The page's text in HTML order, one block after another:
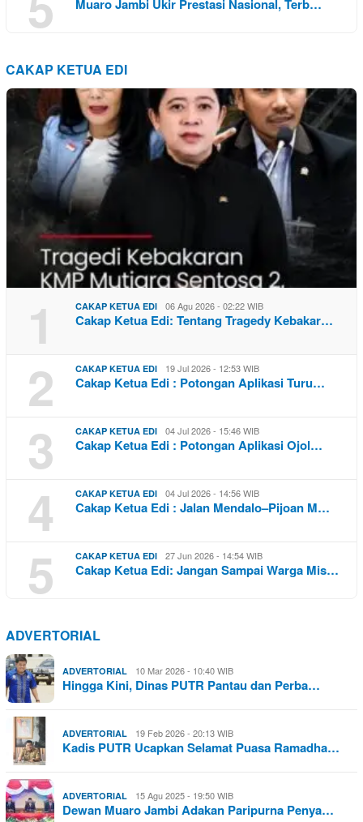
Muaro Jambi Ukir Prestasi Nasional, Terb…
CAKAP KETUA EDI
1 CAKAP KETUA EDI 06 Agu 2026 - 02:22 WIB
Cakap Ketua Edi: Tentang Tragedy Kebakar…
2 CAKAP KETUA EDI 19 Jul 2026 - 12:53 WIB
Cakap Ketua Edi : Potongan Aplikasi Turu…
3 CAKAP KETUA EDI 04 Jul 2026 - 15:46 WIB
Cakap Ketua Edi : Potongan Aplikasi Ojol…
4 CAKAP KETUA EDI 04 Jul 2026 - 14:56 WIB
Cakap Ketua Edi : Jalan Mendalo–Pijoan M…
5 CAKAP KETUA EDI 27 Jun 2026 - 14:54 WIB
Cakap Ketua Edi: Jangan Sampai Warga Mis…
ADVERTORIAL
ADVERTORIAL 10 Mar 2026 - 10:40 WIB
Hingga Kini, Dinas PUTR Pantau dan Perba…
ADVERTORIAL 19 Feb 2026 - 20:13 WIB
Kadis PUTR Ucapkan Selamat Puasa Ramadha…
ADVERTORIAL 15 Agu 2025 - 19:50 WIB
Dewan Muaro Jambi Adakan Paripurna Penya…